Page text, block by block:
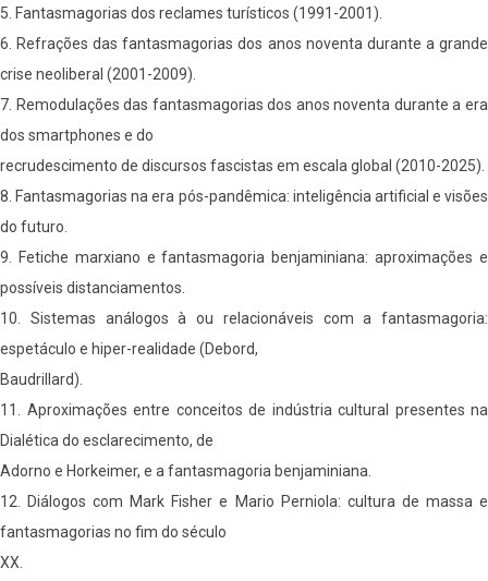
5. Fantasmagorias dos reclames turísticos (1991-2001).
6. Refrações das fantasmagorias dos anos noventa durante a grande
crise neoliberal (2001-2009).
7. Remodulações das fantasmagorias dos anos noventa durante a era
dos smartphones e do
recrudescimento de discursos fascistas em escala global (2010-2025).
8. Fantasmagorias na era pós-pandêmica: inteligência artificial e visões
do futuro.
9. Fetiche marxiano e fantasmagoria benjaminiana: aproximações e
possíveis distanciamentos.
10. Sistemas análogos à ou relacionáveis com a fantasmagoria:
espetáculo e hiper-realidade (Debord,
Baudrillard).
11. Aproximações entre conceitos de indústria cultural presentes na
Dialética do esclarecimento, de
Adorno e Horkeimer, e a fantasmagoria benjaminiana.
12. Diálogos com Mark Fisher e Mario Perniola: cultura de massa e
fantasmagorias no fim do século
XX.